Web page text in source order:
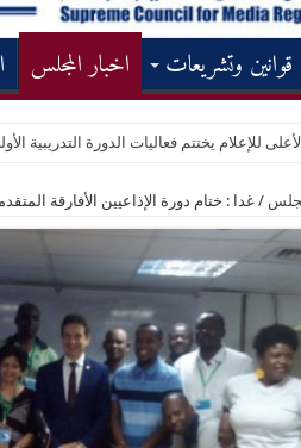
قوانين وتشريعات اخبار المجلس
الأعلى للإعلام يختتم فعاليات الدورة التدريبية
/ غدا : ختام دورة الإذاعيين الأفارقة